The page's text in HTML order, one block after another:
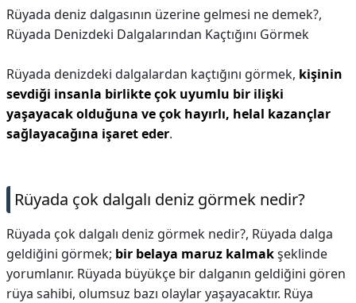
Rüyada deniz dalgasının üzerine gelmesi ne demek?,
Rüyada Denizdeki Dalgalarından Kaçtığını Görmek
Rüyada denizdeki dalgalardan kaçtığını görmek, kişinin
sevdiği insanla birlikte çok uyumlu bir ilişki
yaşayacak olduğuna ve çok hayırlı, helal kazançlar
sağlayacağına işaret eder.
Rüyada çok dalgalı deniz görmek nedir?
Rüyada çok dalgalı deniz görmek nedir?, Rüyada dalga
geldiğini görmek; bir belaya maruz kalmakşeklinde
yorumlanır. Rüyada büyükçe bir dalganın geldiğini gören
rüya sahibi, olumsuz bazı olaylar yaşayacaktır. Rüya